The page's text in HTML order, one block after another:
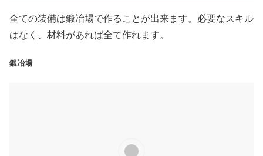
全ての装備は鍛冶場で作ることが出来ます。必要なスキル
はなく、材料があれば全て作れます。
鍛冶場